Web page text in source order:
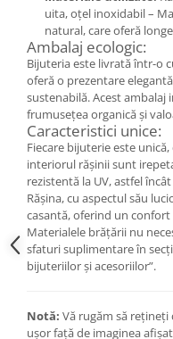
Bijuterii din lemn
Colier / Pandantiv
Cercei
Set bijuterii
Brățară
Bijuterii fără metal
Brățară
Bijuterii - Alte
Suport bijuterii
Semn de carte
Accesorii
Produse zero waste
uita, oțel inoxidabil –
natural, care oferă
Ambalaj ecologic:
Bijuteria este livrată într-o
oferă o prezentare
sustenabilă. Acest
frumusețea organică și
Caracteristici unice:
Fiecare bijuterie este
interiorul rășinii sunt
rezistentă la UV, astfel
Rășina, cu aspectul său
casantă, oferind un
Materialele brățării nu
sfaturi suplimentare în
bijuteriilor și acesoriilor”.
Notă: Vă rugăm să
ușor față de imaginea